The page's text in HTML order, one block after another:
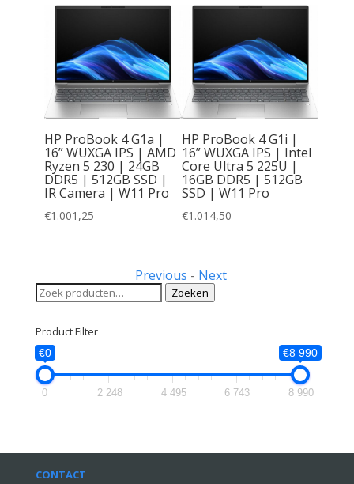
HP ProBook 4 G1a |
16” WUXGA IPS | AMD
Ryzen 5 230 | 24GB
DDR5 | 512GB SSD |
IR Camera | W11 Pro
€1.001,25
HP ProBook 4 G1i |
16” WUXGA IPS | Intel
Core Ultra 5 225U |
16GB DDR5 | 512GB
SSD | W11 Pro
€1.014,50
Previous - Next
Zoeken
naar:
Zoeken
Product Filter
€0 €8 990
0 2 248 4 495 6 743 8 990
CONTACT